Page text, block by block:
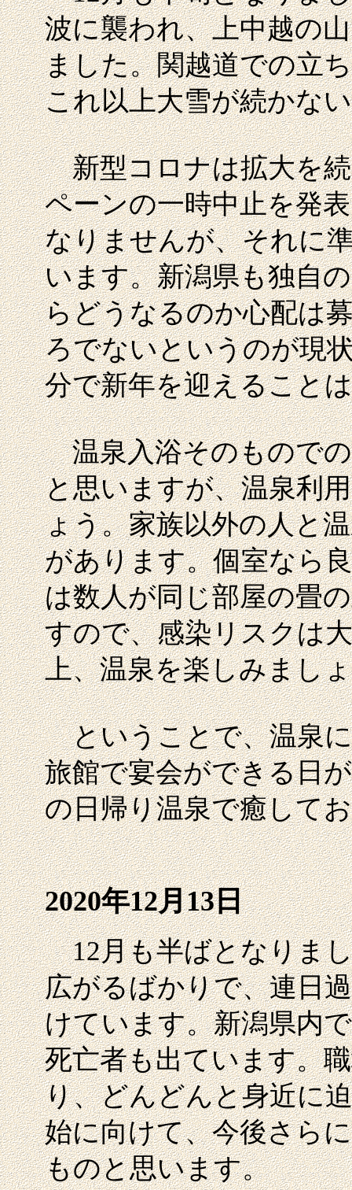
波に襲われ、上中越の
ました。関越道での立
これ以上大雪が続かな
新型コロナは拡大を続
ペーンの一時中止を発
なりませんが、それに
います。新潟県も独自
らどうなるのか心配は
ろでないというのが現
分で新年を迎えること
温泉入浴そのものでの
と思いますが、温泉利
ょう。家族以外の人と
があります。個室なら
は数人が同じ部屋の畳
すので、感染リスクは
上、温泉を楽しみまし
ということで、温泉に
旅館で宴会ができる日
の日帰り温泉で癒して
2020年12月13日
12月も半ばとなりまし
広がるばかりで、連日
けています。新潟県内
死亡者も出ています。
り、どんどんと身近に
始に向けて、今後さら
ものと思います。